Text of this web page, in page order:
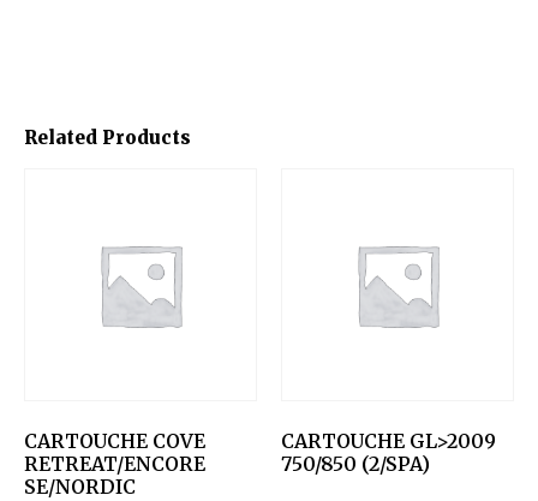
Related Products
CARTOUCHE COVE
RETREAT/ENCORE
SE/NORDIC
CARTOUCHE GL>2009
750/850 (2/SPA)